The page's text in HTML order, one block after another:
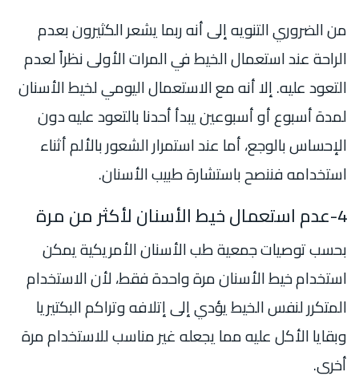
من الضروري التنويه إلى أنه ربما يشعر الكثيرون بعدم
الراحة عند استعمال الخيط في المرات الأولى نظراً لعدم
التعود عليه. إلا أنه مع الاستعمال اليومي لخيط الأسنان
لمدة أسبوع أو أسبوعين يبدأ أحدنا بالتعود عليه دون
الإحساس بالوجع، أما عند استمرار الشعور بالألم أثناء
استخدامه فننصح باستشارة طبيب الأسنان.
4-عدم استعمال خيط الأسنان لأكثر من مرة
بحسب توصيات جمعية طب الأسنان الأمريكية يمكن
استخدام خيط الأسنان مرة واحدة فقط، لأن الاستخدام
المتكرر لنفس الخيط يؤدي إلى إتلافه وتراكم البكتيريا
وبقايا الأكل عليه مما يجعله غير مناسب للاستخدام مرة
أخرى.